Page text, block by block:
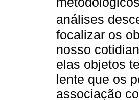
análises
focalizar os
nosso
elas objetos
lente que os
associação